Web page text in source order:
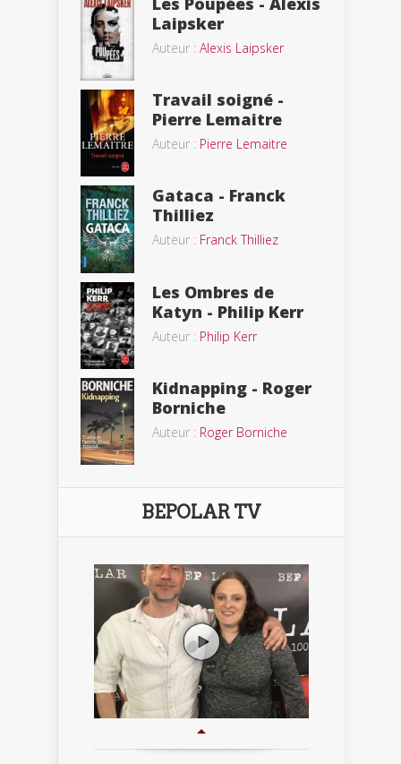
Laipsker
Auteur : Alexis Laipsker
Travail soigné -
Pierre Lemaitre
Auteur : Pierre Lemaitre
Gataca - Franck
Thilliez
Auteur : Franck Thilliez
Les Ombres de
Katyn - Philip Kerr
Auteur : Philip Kerr
Kidnapping - Roger
Borniche
Auteur : Roger Borniche
BEPOLAR TV